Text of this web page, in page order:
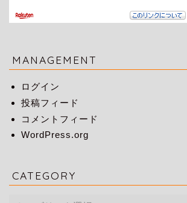
MANAGEMENT
ログイン
投稿フィード
コメントフィード
WordPress.org
CATEGORY